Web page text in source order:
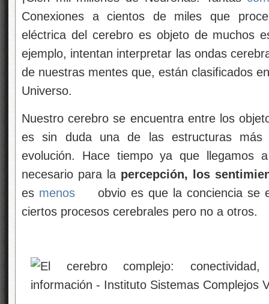
Conexiones a cientos de miles que
eléctrica del cerebro es objeto de muchos
ejemplo, intentan interpretar las ondas
de nuestras mentes que, están clasificados
Universo.
Nuestro cerebro se encuentra entre los
es sin duda una de las estructuras más
evolución. Hace tiempo ya que llegamos
necesario para la percepción, los
es menos
obvio es que la conciencia se
ciertos procesos cerebrales pero no a otros.